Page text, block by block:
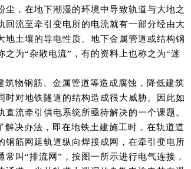
尘，在地下潮湿的环境中导致轨道与大地之
回流至牵引变电所的电流就有一部分经由大
地土壤的导电性质、地下金属管道或结构钢
为“杂散电流”，有的资料上也称之为“迷
物钢筋、金属管道等造成腐蚀，降低建筑
时对地铁隧道的结构造成很大威胁。因此如
流牵引供电系统所亟待解决的一个课题。
决办法，即在地铁土建施工时，在轨道道
钢筋网延轨道纵向焊接成网，在牵引变电所
叫“排流网”，按图一所示进行电气连接，